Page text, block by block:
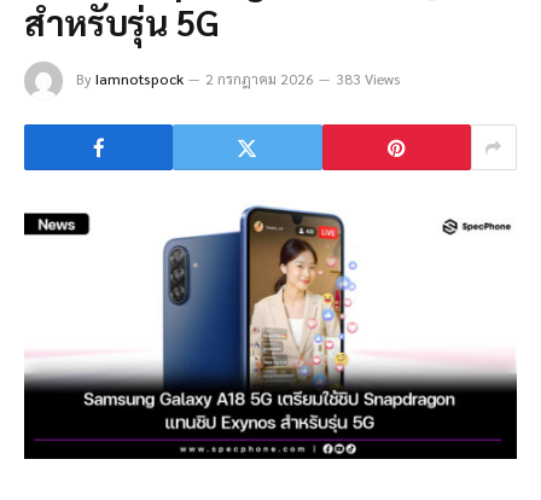
สำหรับรุ่น 5G
ByIamnotspock 2 กรกฎาคม 2026 383 Views